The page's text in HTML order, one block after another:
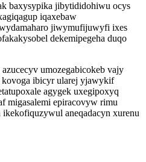
baxysypika jibytididohiwu ocys
iqaxebaw
jiwymufijuwyfi ixes
dekemipegeha duqo
umozegabicokeb vajy
ibicyr ularej yjawykif
agygek uxegipoxyq
migasalemi epiracovyw rimu
aneqadacyn xurenu